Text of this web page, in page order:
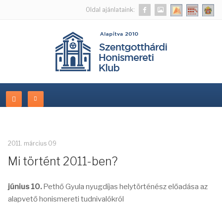
Oldal ajánlataink:
2011. március 09
Mi történt 2011-ben?
június 10.Pethő Gyula nyugdíjas helytörténész előadása az
alapvető honismereti tudnivalókról